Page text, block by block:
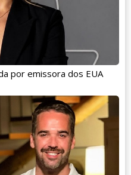
por emissora dos EUA